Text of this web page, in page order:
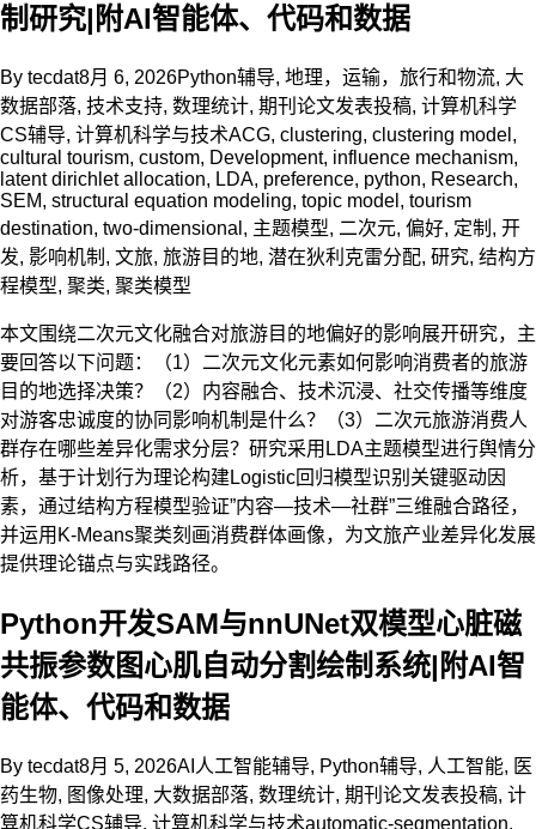
制研究|附AI智能体、代码和数据
By tecdat8月 6, 2026Python辅导, 地理，运输，旅行和物流, 大
数据部落, 技术支持, 数理统计, 期刊论文发表投稿, 计算机科学
CS辅导, 计算机科学与技术ACG, clustering, clustering model ,
cultural tourism, custom, Development, influence mechanism,
latent dirichlet allocation, LDA, preference, python, Research,
SEM, structural equation modeling, topic model , tourism
destination, two-dimensional , 主题模型, 二次元, 偏好, 定制 , 开
发, 影响机制 , 文旅, 旅游目的地, 潜在狄利克雷分配, 研究, 结构方
程模型, 聚类, 聚类模型
本文围绕二次元文化融合对旅游目的地偏好的影响展开研究，主
要回答以下问题：（1）二次元文化元素如何影响消费者的旅游
目的地选择决策？（2）内容融合、技术沉浸、社交传播等维度
对游客忠诚度的协同影响机制是什么？（3）二次元旅游消费人
群存在哪些差异化需求分层？研究采用LDA主题模型进行舆情分
析，基于计划行为理论构建Logistic回归模型识别关键驱动因
素，通过结构方程模型验证”内容—技术—社群”三维融合路径，
并运用K-Means聚类刻画消费群体画像，为文旅产业差异化发展
提供理论锚点与实践路径。
Python开发SAM与nnUNet双模型心脏磁
共振参数图心肌自动分割绘制系统|附AI智
能体、代码和数据
By tecdat8月 5, 2026AI人工智能辅导, Python辅导, 人工智能, 医
药生物, 图像处理, 大数据部落, 数理统计, 期刊论文发表投稿, 计
算机科学CS辅导, 计算机科学与技术automatic-segmentation,